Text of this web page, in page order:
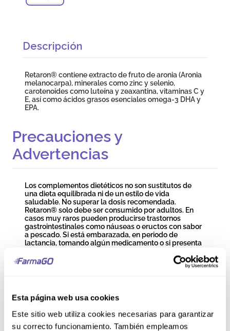
Esta página web usa cookies
Este sitio web utiliza cookies necesarias para garantizar
su correcto funcionamiento. También empleamos
Descripción
Retaron® contiene extracto de fruto de aronia (Aronia
melanocarpa), minerales como zinc y selenio,
carotenoides como luteína y zeaxantina, vitaminas C y
E, así como ácidos grasos esenciales omega-3 DHA y
EPA.
Precauciones y
Advertencias
Los complementos dietéticos no son sustitutos de
una dieta equilibrada ni de un estilo de vida
saludable. No superar la dosis recomendada.
Retaron® solo debe ser consumido por adultos. En
casos muy raros pueden producirse trastornos
gastrointestinales como náuseas o eructos con sabor
a pescado. Si está embarazada, en periodo de
lactancia, tomando algún medicamento o si presenta
de usar este producto.
1 cápsula al día, preferiblemente con líquidos fríos
durante la comida.